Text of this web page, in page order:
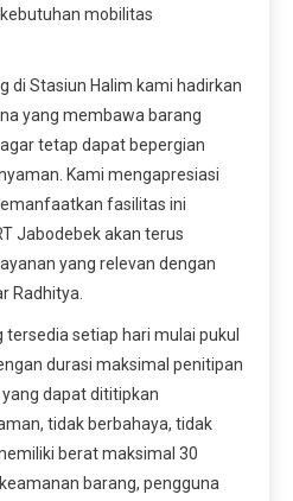
mobilitas
di Stasiun Halim kami hadirkan
yang membawa barang
tetap dapat bepergian
Kami mengapresiasi
fasilitas ini
Jabodebek akan terus
yang relevan dengan
Radhitya.
tersedia setiap hari mulai pukul
durasi maksimal penitipan
dapat dititipkan
tidak berbahaya, tidak
berat maksimal 30
barang, pengguna